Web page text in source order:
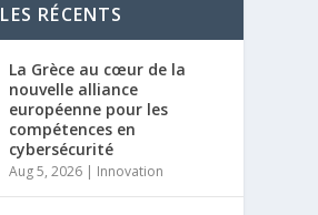
RÉCENTS
La Grèce au cœur de la
nouvelle alliance
européenne pour les
compétences en
cybersécurité
Aug 5, 2026 | Innovation